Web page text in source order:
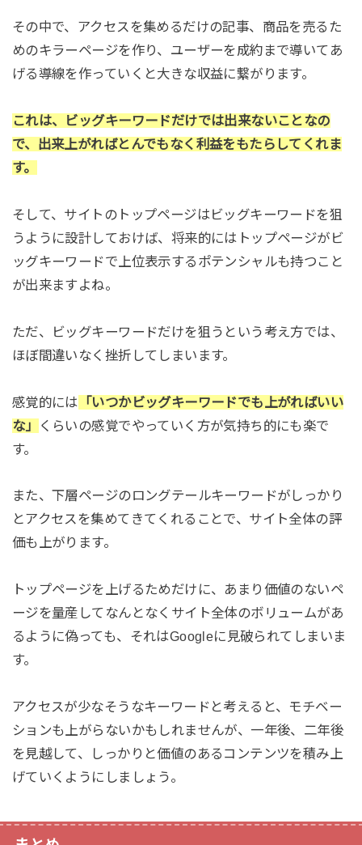
その中で、アクセスを集めるだけの記事、商品を売るた
めのキラーページを作り、ユーザーを成約まで導いてあ
げる導線を作っていくと大きな収益に繋がります。
これは、ビッグキーワードだけでは出来ないことなの
で、出来上がればとんでもなく利益をもたらしてくれま
す。
そして、サイトのトップページはビッグキーワードを狙
うように設計しておけば、将来的にはトップページがビ
ッグキーワードで上位表示するポテンシャルも持つこと
が出来ますよね。
ただ、ビッグキーワードだけを狙うという考え方では、
ほぼ間違いなく挫折してしまいます。
感覚的には 「いつかビッグキーワードでも上がればいい
な」
くらいの感覚でやっていく方が気持ち的にも楽で
す。
また、下層ページのロングテールキーワードがしっかり
とアクセスを集めてきてくれることで、サイト全体の評
価も上がります。
トップページを上げるためだけに、あまり価値のないペ
ージを量産してなんとなくサイト全体のボリュームがあ
るように偽っても、それはGoogleに見破られてしまいま
す。
アクセスが少なそうなキーワードと考えると、モチベー
ションも上がらないかもしれませんが、一年後、二年後
を見越して、しっかりと価値のあるコンテンツを積み上
げていくようにしましょう。